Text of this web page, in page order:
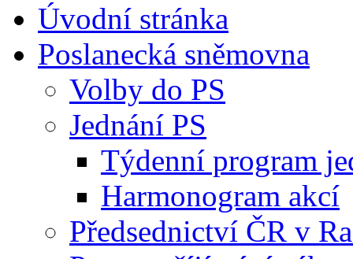
Úvodní stránka
Poslanecká sněmovna
Volby do PS
Jednání PS
Týdenní program
Harmonogram akcí
Předsednictví ČR v